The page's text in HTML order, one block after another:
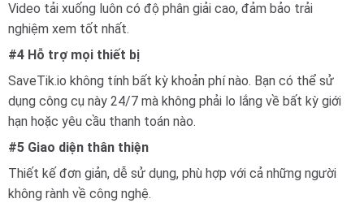
Video tải xuống luôn có độ phân giải cao, đảm bảo trải
nghiệm xem tốt nhất.
#4 Hỗ trợ mọi thiết bị
SaveTik.io không tính bất kỳ khoản phí nào. Bạn có thể sử
dụng công cụ này 24/7 mà không phải lo lắng về bất kỳ giới
hạn hoặc yêu cầu thanh toán nào.
#5 Giao diện thân thiện
Thiết kế đơn giản, dễ sử dụng, phù hợp với cả những người
không rành về công nghệ.